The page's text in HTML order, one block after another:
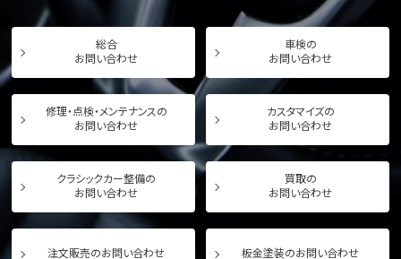
総合
お問い合わせ
車検の
お問い合わせ
修理・点検・メンテナンスの
お問い合わせ
カスタマイズの
お問い合わせ
クラシックカー整備の
お問い合わせ
買取の
お問い合わせ
注文販売のお問い合わせ 板金塗装のお問い合わせ